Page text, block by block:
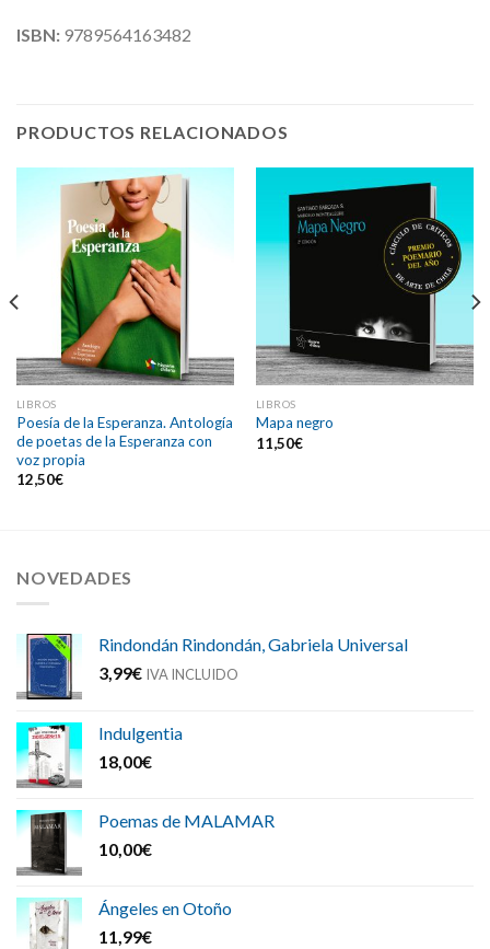
ISBN: 9789564163482
PRODUCTOS RELACIONADOS
LIBROS
Poesía de la Esperanza. Antología
de poetas de la Esperanza con
voz propia
12,50€
LIBROS
Mapa negro
11,50€
NOVEDADES
Rindondán Rindondán, Gabriela Universal
3,99€ IVA INCLUIDO
Indulgentia
18,00€
Poemas de MALAMAR
10,00€
Ángeles en Otoño
11,99€